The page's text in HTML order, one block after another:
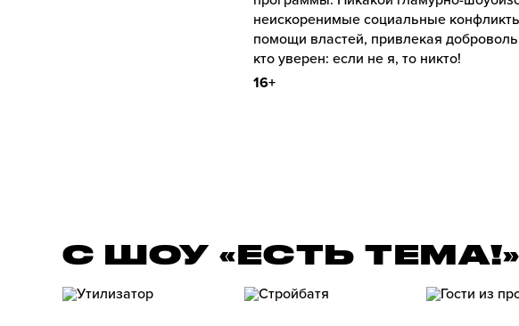
неискоренимые социальные
помощи властей, привлекая
кто уверен: если не я, то никто!
16+
С ШОУ «ЕСТЬ